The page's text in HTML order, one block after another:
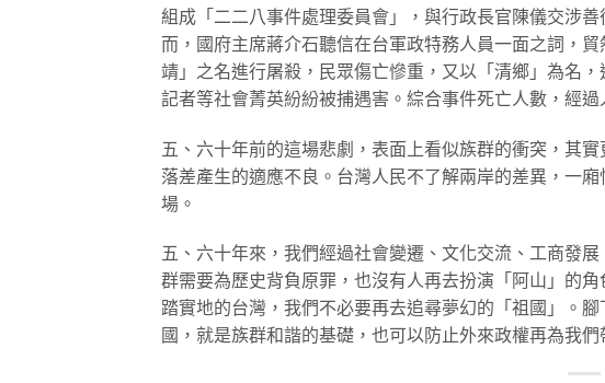
組成「二二八事件處理委員會」，與行政長官陳儀交涉
而，國府主席蔣介石聽信在台軍政特務人員一面之詞，
靖」之名進行屠殺，民眾傷亡慘重，又以「清鄉」為名
記者等社會菁英紛紛被捕遇害。綜合事件死亡人數，經
五、六十年前的這場悲劇，表面上看似族群的衝突，其
落差產生的適應不良。台灣人民不了解兩岸的差異，一
場。
五、六十年來，我們經過社會變遷、文化交流、工商發
群需要為歷史背負原罪，也沒有人再去扮演「阿山」的
踏實地的台灣，我們不必要再去追尋夢幻的「祖國」。
國，就是族群和諧的基礎，也可以防止外來政權再為我們